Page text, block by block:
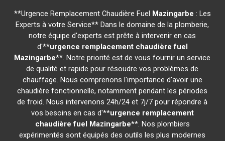
**Urgence Remplacement Chaudière Fuel Mazingarbe : Les
Experts à votre Service** Dans le domaine de la plomberie,
notre équipe d'experts est prête à intervenir en cas
d'**urgence remplacement chaudière fuel
Mazingarbe**. Notre priorité est de vous fournir un service
de qualité et rapide pour résoudre vos problèmes de
chauffage. Nous comprenons l'importance d'avoir une
chaudière fonctionnelle, notamment pendant les périodes
de froid. Nous intervenons 24h/24 et 7j/7 pour répondre à
vos besoins en cas d'**urgence remplacement
chaudière fuel Mazingarbe**. Nos plombiers
expérimentés sont équipés des outils les plus modernes